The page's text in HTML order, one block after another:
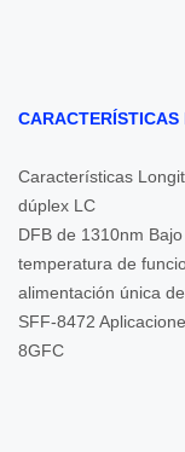
CARACTERÍSTICAS
Características
dúplex LC
DFB de 1310nm
temperatura de
alimentación única
SFF-8472
8GFC